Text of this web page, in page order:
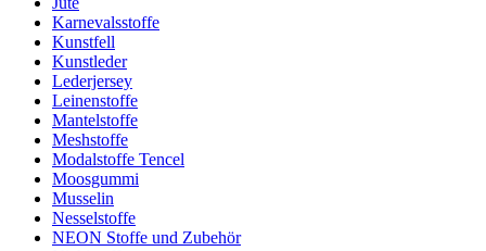
Karnevalsstoffe
Kunstfell
Kunstleder
Lederjersey
Leinenstoffe
Mantelstoffe
Meshstoffe
Modalstoffe Tencel
Moosgummi
Musselin
Nesselstoffe
NEON Stoffe und Zubehör